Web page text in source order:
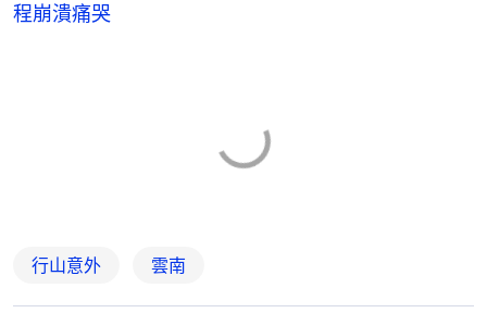
程崩潰痛哭
行山意外 雲南